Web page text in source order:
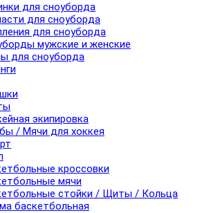
для сноуборда
для сноуборда
для сноуборда
мужские и женские
для сноуборда
экипировка
/ Мячи для хоккея
кроссовки
мячи
стойки / Щиты / Кольца
баскетбольная